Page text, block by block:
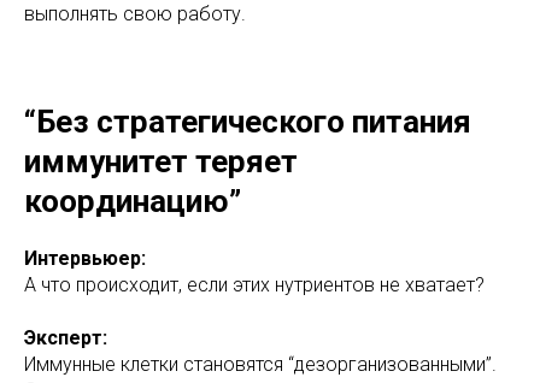
выполнять свою работу.
“Без стратегического питания
иммунитет теряет
координацию”
Интервьюер:
А что происходит, если этих нутриентов не хватает?
Эксперт:
Иммунные клетки становятся “дезорганизованными”.